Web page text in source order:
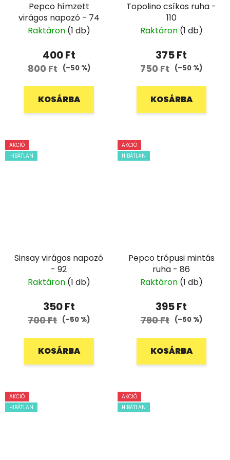
Pepco hímzett
virágos napozó - 74
Raktáron (1 db)
400 Ft
800 Ft (–50 %)
KOSÁRBA
Topolino csíkos ruha -
110
Raktáron (1 db)
375 Ft
750 Ft (–50 %)
KOSÁRBA
AKCIÓ
HIBÁTLAN
Sinsay virágos napozó
- 92
Raktáron (1 db)
350 Ft
700 Ft (–50 %)
KOSÁRBA
AKCIÓ
HIBÁTLAN
Pepco trópusi mintás
ruha - 86
Raktáron (1 db)
395 Ft
790 Ft (–50 %)
KOSÁRBA
AKCIÓ
HIBÁTLAN
AKCIÓ
HIBÁTLAN